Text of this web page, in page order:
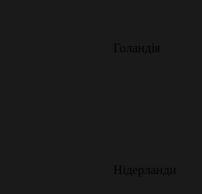
Голандія
Нідерланди